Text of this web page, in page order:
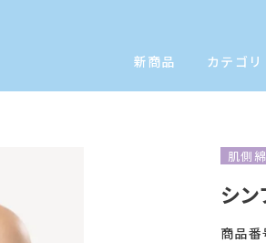
新商品 カテゴリ
肌側
シ
商品番